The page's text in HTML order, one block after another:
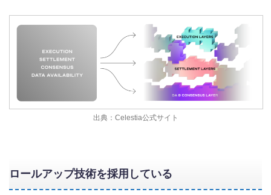
出典：Celestia公式サイト
ロールアップ技術を採用している